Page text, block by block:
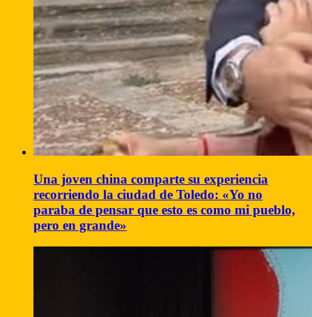
Una joven china comparte su experiencia
recorriendo la ciudad de Toledo: «Yo no
paraba de pensar que esto es como mi pueblo,
pero en grande»